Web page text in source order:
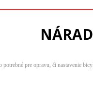
pre opravu, či nastavenie